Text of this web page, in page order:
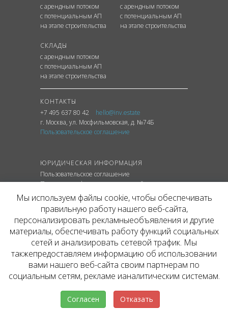
с арендным потоком
с потенциальным АП
на этапе строительства
с арендным потоком
с потенциальным АП
на этапе строительства
СКЛАДЫ
с арендным потоком
с потенциальным АП
на этапе строительства
КОНТАКТЫ
+7 495 637 80 42
hello@inv.estate
г. Москва, ул. Мосфильмовская, д. №74Б
Пользовательское соглашение
ЮРИДИЧЕСКАЯ ИНФОРМАЦИЯ
Пользовательское соглашение
Политика конфиденциальности сайта
Политика обработки персональных данных
© ОФИЦИАЛЬНЫЙ САЙТ КОМПАНИИ
INVESTATE, 2026
Представленная на сайте агентства информация,
в т.ч. стоимости объектов, носит информационный
характер и не является публичной офертой. Условия
аренды объекта могут быть изменены собственником
без уведомления.
Мы используем файлы cookie, чтобы обеспечивать
правильную работу нашего веб-сайта,
персонализировать рекламныеобъявления и другие
материалы, обеспечивать работу функций социальных
сетей и анализировать сетевой трафик. Мы
такжепредоставляем информацию об использовании
вами нашего веб-сайта своим партнерам по
социальным сетям, рекламе ианалитическим системам.
Согласен Отказать